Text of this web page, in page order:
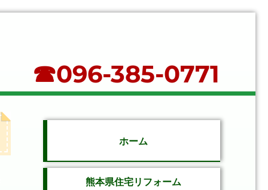
☎096-385-0771
ホーム
熊本県住宅リフォーム